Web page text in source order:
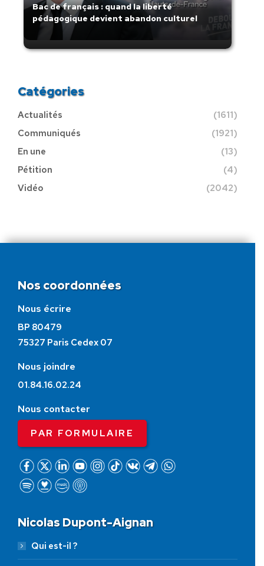
Bac de français : quand la liberté
pédagogique devient abandon culturel
Catégories
Actualités
(1611)
Communiqués
(1921)
En une
(13)
Pétition
(4)
Vidéo
(2042)
Nos coordonnées
Nous écrire
BP 80479
75327 Paris Cedex 07
Nous joindre
01.84.16.02.24
Nous contacter
PAR FORMULAIRE
Nicolas Dupont-Aignan
Qui est-il ?